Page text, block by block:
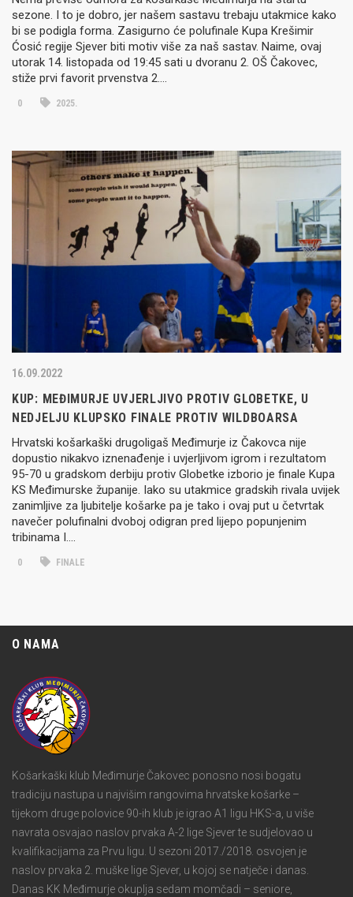
sezone. I to je dobro, jer našem sastavu trebaju utakmice kako
bi se podigla forma. Zasigurno će polufinale Kupa Krešimir
Ćosić regije Sjever biti motiv više za naš sastav. Naime, ovaj
utorak 14. listopada od 19:45 sati u dvoranu 2. OŠ Čakovec,
stiže prvi favorit prvenstva 2….
0 2025.
16.09.2022
KUP: MEĐIMURJE UVJERLJIVO PROTIV GLOBETKE, U
NEDJELJU KLUPSKO FINALE PROTIV WILDBOARSA
Hrvatski košarkaški drugoligaš Međimurje iz Čakovca nije
dopustio nikakvo iznenađenje i uvjerljivom igrom i rezultatom
95-70 u gradskom derbiju protiv Globetke izborio je finale Kupa
KS Međimurske županije. Iako su utakmice gradskih rivala uvijek
zanimljive za ljubitelje košarke pa je tako i ovaj put u četvrtak
navečer polufinalni dvoboj odigran pred lijepo popunjenim
tribinama I….
0 FINALE
O NAMA
Košarkaški klub Međimurje Čakovec ponosno nosi bogatu
tradiciju nastupa u najvišim rangovima hrvatske košarke –
tijekom druge polovice 90-ih klub je igrao A1 ligu HKS-a, u više
navrata osvajao naslov prvaka A-2 lige Sjever te sudjelovao u
kvalifikacijama za Prvu ligu. U sezoni 2017./2018. osvojen je
naslov prvaka 2. muške lige Sjever, u kojoj se natječe i danas.
Danas KK Međimurje okuplja sedam momčadi – seniore,